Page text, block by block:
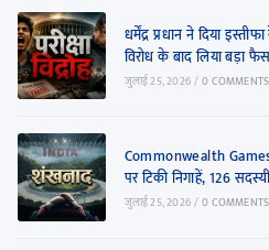
धर्मेंद्र प्रधान ने दिया
विरोध के बाद लिया बड़ा
जुलाई 25, 2026/0 COMMENTS
Commonwealth
पर टिकी निगाहें, 126
जुलाई 25, 2026/0 COMMENTS